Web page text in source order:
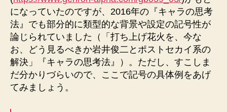
になっていたのですが、2016年の『キャラの思考
法』でも部分的に類型的な背景や設定の記号性が
論じられていました（「打ち上げ花火を、今な
お、どう見るべきか岩井俊二とポストセカイ系の
解決」『キャラの思考法』）。ただし、すこしま
だ分かりづらいので、ここで記号の具体例をあげ
てみましょう。